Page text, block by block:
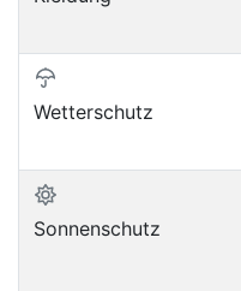
Wetterschutz
Sonnenschutz